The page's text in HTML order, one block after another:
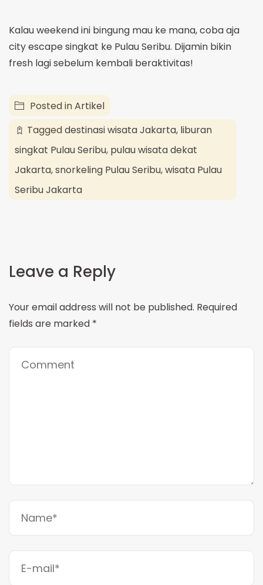
Kalau weekend ini bingung mau ke mana, coba aja
city escape singkat ke Pulau Seribu. Dijamin bikin
fresh lagi sebelum kembali beraktivitas!
Posted inArtikel
Taggeddestinasi wisata Jakarta, liburan
singkat Pulau Seribu, pulau wisata dekat
Jakarta,snorkeling Pulau Seribu,wisata Pulau
Seribu Jakarta
Leave a Reply
Your email address will not be published. Required
fields are marked *